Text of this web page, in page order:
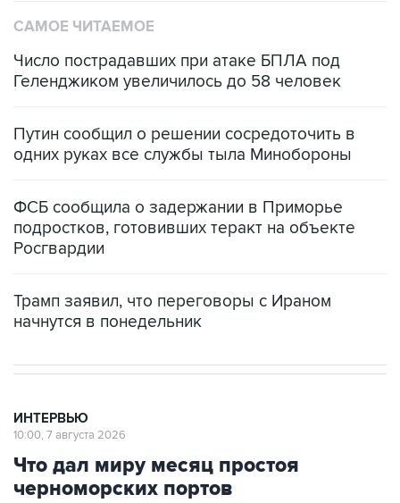
САМОЕ ЧИТАЕМОЕ
Число пострадавших при атаке БПЛА под
Геленджиком увеличилось до 58 человек
Путин сообщил о решении сосредоточить в
одних руках все службы тыла Минобороны
ФСБ сообщила о задержании в Приморье
подростков, готовивших теракт на объекте
Росгвардии
Трамп заявил, что переговоры с Ираном
начнутся в понедельник
ИНТЕРВЬЮ
10:00, 7 августа 2026
Что дал миру месяц простоя
черноморских портов